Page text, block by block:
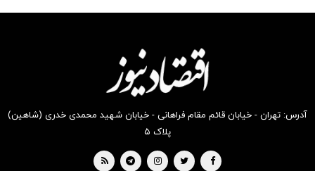
بخر !
بخر !
آدرس: تهران - خیابان قائم مقام فراهانی - خیابان شهید محمدی خدری (شاهین)
پلاک ۵